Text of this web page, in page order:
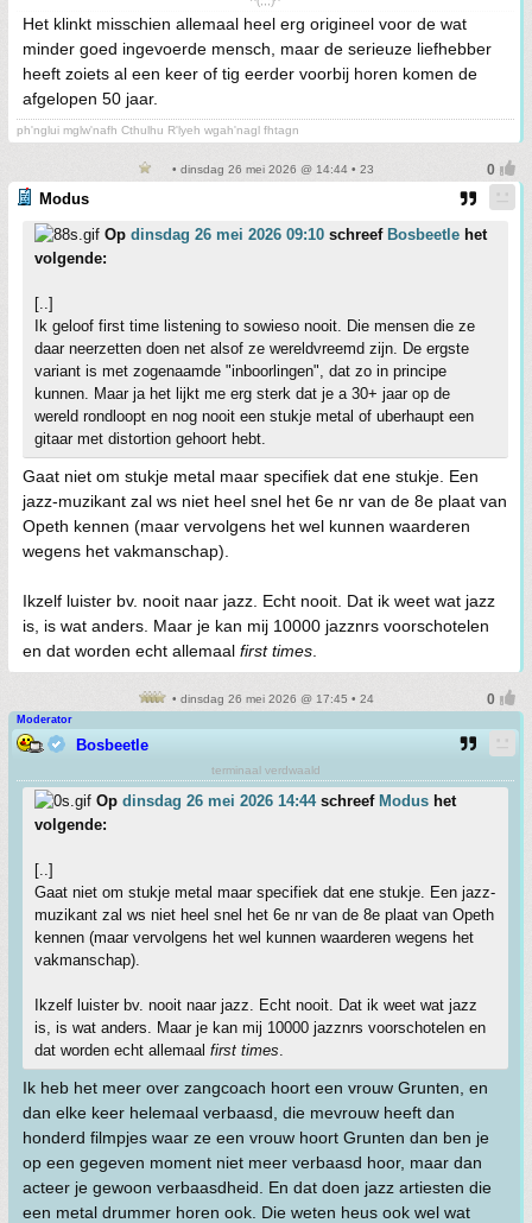
Het klinkt misschien allemaal heel erg origineel voor de wat
minder goed ingevoerde mensch, maar de serieuze liefhebber
heeft zoiets al een keer of tig eerder voorbij horen komen de
afgelopen 50 jaar.
ph'nglui mglw'nafh Cthulhu R'lyeh wgah'nagl fhtagn
• dinsdag 26 mei 2026 @ 14:44 • 23
Modus
Op dinsdag 26 mei 2026 09:10 schreef Bosbeetle het
volgende:
[..]
Ik geloof first time listening to sowieso nooit. Die mensen die ze
daar neerzetten doen net alsof ze wereldvreemd zijn. De ergste
variant is met zogenaamde "inboorlingen", dat zo in principe
kunnen. Maar ja het lijkt me erg sterk dat je a 30+ jaar op de
wereld rondloopt en nog nooit een stukje metal of uberhaupt een
gitaar met distortion gehoort hebt.
Gaat niet om stukje metal maar specifiek dat ene stukje. Een
jazz-muzikant zal ws niet heel snel het 6e nr van de 8e plaat van
Opeth kennen (maar vervolgens het wel kunnen waarderen
wegens het vakmanschap).
Ikzelf luister bv. nooit naar jazz. Echt nooit. Dat ik weet wat jazz
is, is wat anders. Maar je kan mij 10000 jazznrs voorschotelen
en dat worden echt allemaal first times
• dinsdag 26 mei 2026 @ 17:45 • 24
Moderator
Bosbeetle
terminaal verdwaald
Op dinsdag 26 mei 2026 14:44schreef Modus het
volgende:
[..]
Gaat niet om stukje metal maar specifiek dat ene stukje. Een jazz-
muzikant zal ws niet heel snel het 6e nr van de 8e plaat van Opeth
kennen (maar vervolgens het wel kunnen waarderen wegens het
vakmanschap).
Ikzelf luister bv. nooit naar jazz. Echt nooit. Dat ik weet wat jazz
is, is wat anders. Maar je kan mij 10000 jazznrs voorschotelen en
dat worden echt allemaal first times.
Ik heb het meer over zangcoach hoort een vrouw Grunten, en
dan elke keer helemaal verbaasd, die mevrouw heeft dan
honderd filmpjes waar ze een vrouw hoort Grunten dan ben je
op een gegeven moment niet meer verbaasd hoor, maar dan
acteer je gewoon verbaasdheid. En dat doen jazz artiesten die
een metal drummer horen ook. Die weten heus ook wel wat